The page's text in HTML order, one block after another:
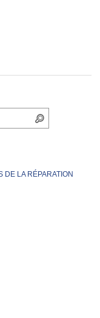
DE LA RÉPARATION